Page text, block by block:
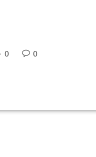
0 0